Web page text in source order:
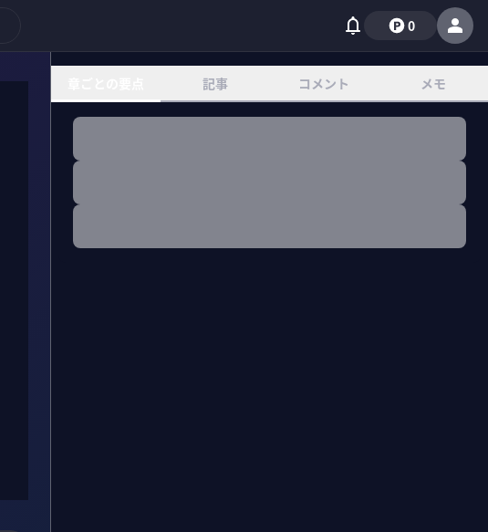
0
記事 コメント メモ